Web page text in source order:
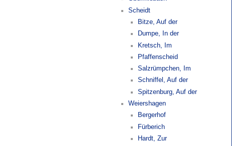
Scheidt
Bitze, Auf der
Dumpe, In der
Kretsch, Im
Pfaffenscheid
Salzrümpchen, Im
Schniffel, Auf der
Spitzenburg, Auf der
Weiershagen
Bergerhof
Fürberich
Hardt, Zur